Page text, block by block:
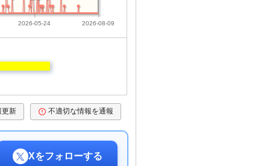
2026-05-24 2026-08-09
新 不適切な情報を通報
Xをフォローする